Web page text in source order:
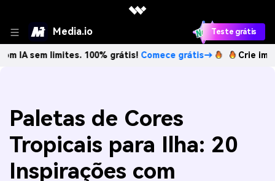
Media.io Teste grátis
limites. 100% grátis!Comece grátis→ Crie imagens
Paletas de Cores
Tropicais para Ilha: 20
Inspirações com